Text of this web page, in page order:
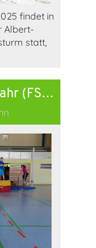
findet in
Albert-
statt,
Freiwilliges Soziales Jahr (FSJ) im Sport